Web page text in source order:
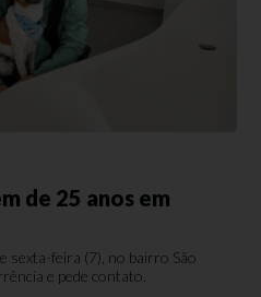
de 25 anos em
sexta-feira (7), no bairro São
e pede contato.